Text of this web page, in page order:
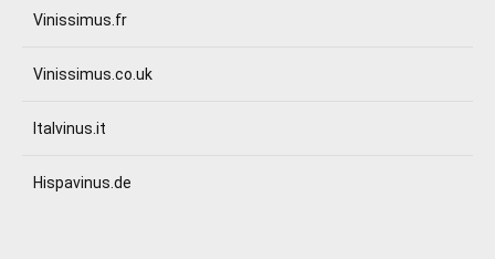
Vinissimus.fr
Vinissimus.co.uk
Italvinus.it
Hispavinus.de